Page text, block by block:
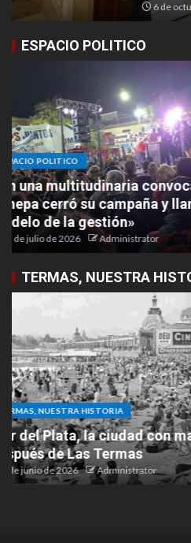
6 de octubre de 2025
ESPACIO POLITICO
ESPACIO POLITICO
Masiva caravana de
cierre de campaña rumbo
municipales
30 de julio de 2026 Administrator
TERMAS, NUESTRA
TERMAS, NUESTRA HISTORIA
La histórica filmación de
tuvo a Las Termas como
20 de mayo de 2026